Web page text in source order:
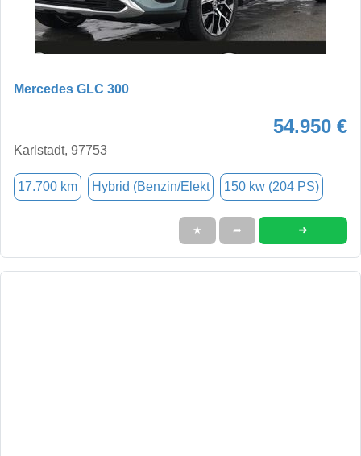
Mercedes GLC 300
54.950 €
Karlstadt, 97753
17.700 km Hybrid (Benzin/Elekt 150 kw (204 PS)
★ ➦ ➜